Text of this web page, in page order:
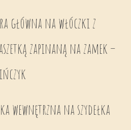
główna na włóczki z
zapinaną na zamek –
wewnętrzna na szydełka